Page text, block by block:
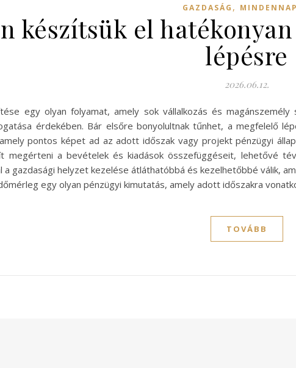
GAZDASÁG ,
készítsük el
lépésre
2026.06.12.
egy olyan folyamat, amely sok vállalkozás és
érdekében. Bár elsőre bonyolultnak tűnhet, a megfelelő
pontos képet ad az adott időszak vagy projekt pénzügyi
megérteni a bevételek és kiadások összefüggéseit, lehetővé
gazdasági helyzet kezelése átláthatóbbá és kezelhetőbbé válik,
egy olyan pénzügyi kimutatás, amely adott időszakra
TOVÁBB